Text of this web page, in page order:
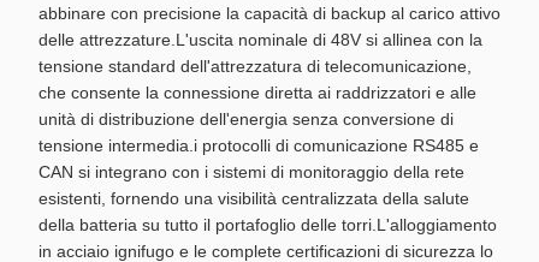
abbinare con precisione la capacità di backup al carico attivo
delle attrezzature.L'uscita nominale di 48V si allinea con la
tensione standard dell'attrezzatura di telecomunicazione,
che consente la connessione diretta ai raddrizzatori e alle
unità di distribuzione dell'energia senza conversione di
tensione intermedia.i protocolli di comunicazione RS485 e
CAN si integrano con i sistemi di monitoraggio della rete
esistenti, fornendo una visibilità centralizzata della salute
della batteria su tutto il portafoglio delle torri.L'alloggiamento
in acciaio ignifugo e le complete certificazioni di sicurezza lo